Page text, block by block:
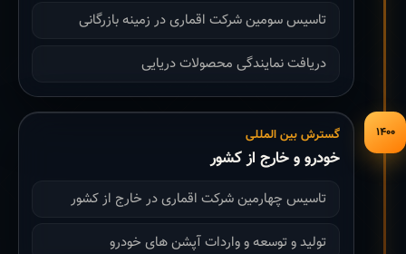
تاسیس سومین شرکت اقماری در زمینه بازرگانی
دریافت نمایندگی محصولات دریایی
۱۴۰۰ گسترش بین المللی
خودرو و خارج از کشور
تاسیس چهارمین شرکت اقماری در خارج از کشور
تولید و توسعه و واردات آپشن های خودرو